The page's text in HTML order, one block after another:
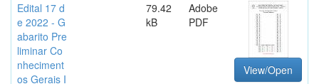
Edital 17 d
e 2022 - G
abarito Pre
liminar Co
nheciment
os Gerais I
79.42
kB
Adobe
PDF
View/Open